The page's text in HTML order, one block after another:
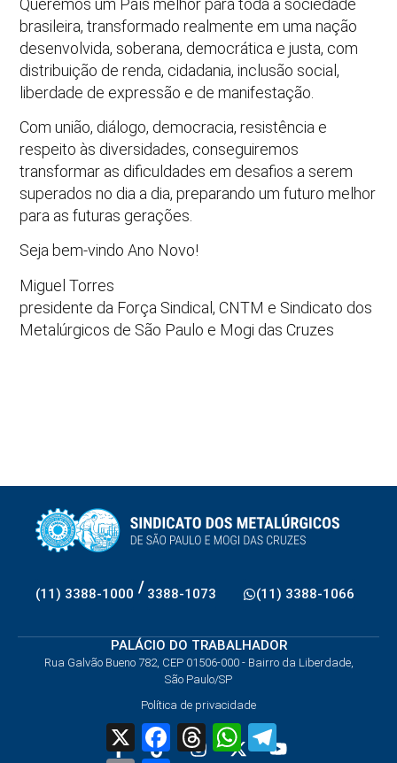
brasileira, transformado realmente em uma nação
desenvolvida, soberana, democrática e justa, com
distribuição de renda, cidadania, inclusão social,
liberdade de expressão e de manifestação.
Com união, diálogo, democracia, resistência e
respeito às diversidades, conseguiremos
transformar as dificuldades em desafios a serem
superados no dia a dia, preparando um futuro melhor
para as futuras gerações.
Seja bem-vindo Ano Novo!
Miguel Torres
presidente da Força Sindical, CNTM e Sindicato dos
Metalúrgicos de São Paulo e Mogi das Cruzes
(11) 3388-1000 / 3388-1073 (11) 3388-1066
PALÁCIO DO TRABALHADOR
Rua Galvão Bueno 782, CEP 01506-000 - Bairro da Liberdade,
São Paulo/SP
Política de privacidade
X FacebookThreadsWhatsApp